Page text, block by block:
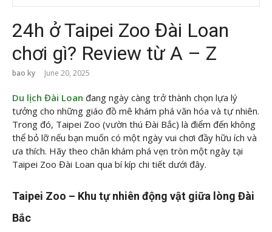
24h ở Taipei Zoo Đài Loan
chơi gì? Review từ A – Z
bao ky June 20, 2025
Du lịch Đài Loan đang ngày càng trở thành chọn lựa lý
tưởng cho những giáo đồ mê khám phá văn hóa và tự nhiên.
Trong đó, Taipei Zoo (vườn thú Đài Bắc) là điểm đến không
thể bỏ lỡ nếu bạn muốn có một ngày vui chơi đầy hữu ích và
ưa thích. Hãy theo chân khám phá vẹn tròn một ngày tại
Taipei Zoo Đài Loan qua bí kíp chi tiết dưới đây.
Taipei Zoo – Khu tự nhiên động vật giữa lòng Đài
Bắc